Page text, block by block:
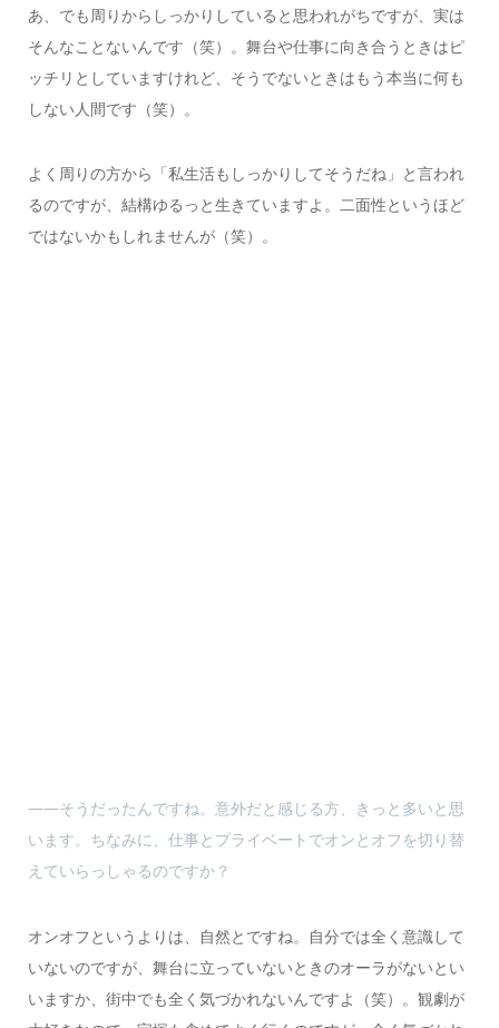
あ、でも周りからしっかりしていると思われがちですが、実は
そんなことないんです（笑）。舞台や仕事に向き合うときはピ
ッチリとしていますけれど、そうでないときはもう本当に何も
しない人間です（笑）。
よく周りの方から「私生活もしっかりしてそうだね」と言われ
るのですが、結構ゆるっと生きていますよ。二面性というほど
ではないかもしれませんが（笑）。
――そうだったんですね。意外だと感じる方、きっと多いと思
います。ちなみに、仕事とプライベートでオンとオフを切り替
えていらっしゃるのですか？
オンオフというよりは、自然とですね。自分では全く意識して
いないのですが、舞台に立っていないときのオーラがないとい
いますか、街中でも全く気づかれないんですよ（笑）。観劇が